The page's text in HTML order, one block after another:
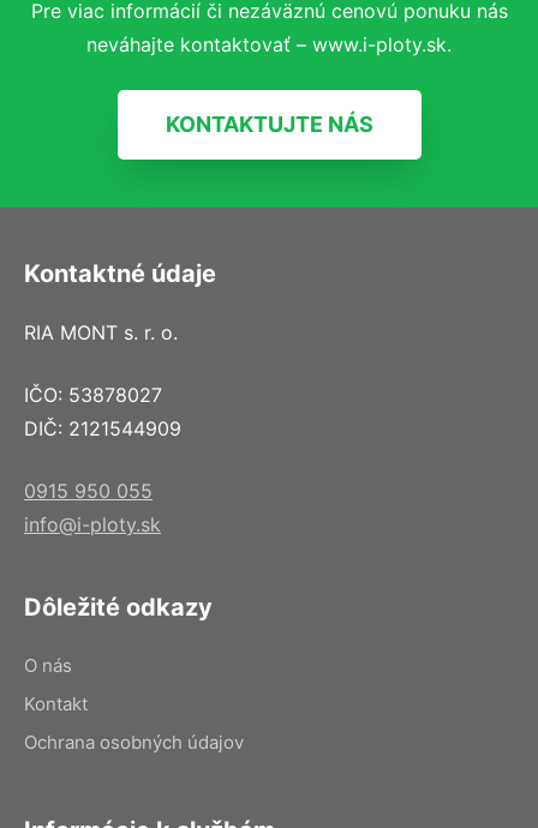
Pre viac informácií či nezáväznú cenovú ponuku nás
neváhajte kontaktovať – www.i-ploty.sk.
KONTAKTUJTE NÁS
Kontaktné údaje
RIA MONT s. r. o.
IČO: 53878027
DIČ: 2121544909
0915 950 055
info@i-ploty.sk
Dôležité odkazy
O nás
Kontakt
Ochrana osobných údajov